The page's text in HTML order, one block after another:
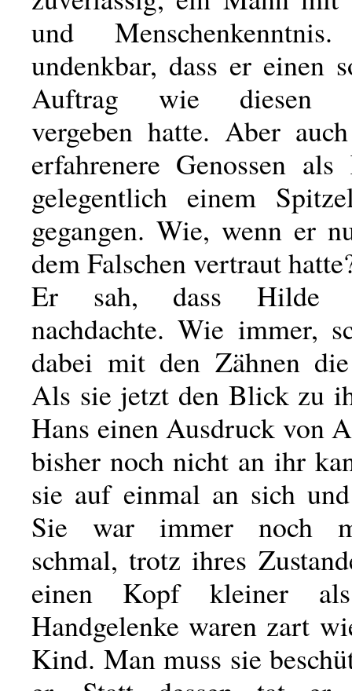
und
undenkbar, dass er einen
Auftrag wie diesen
vergeben hatte. Aber
erfahrenere Genossen
gelegentlich einem
gegangen. Wie, wenn er
dem Falschen vertraut
Er sah, dass Hilde
nachdachte. Wie immer,
dabei mit den Zähnen
Als sie jetzt den Blick zu
Hans einen Ausdruck von
bisher noch nicht an ihr
sie auf einmal an sich
Sie war immer noch
schmal, trotz ihres
einen Kopf kleiner
Handgelenke waren zart
Kind. Man muss sie